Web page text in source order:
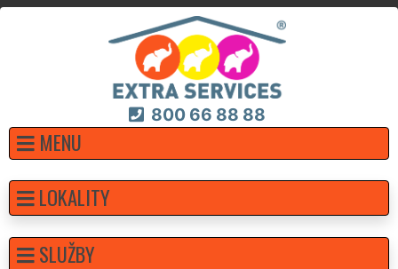
800 66 88 88
MENU
LOKALITY
SLUŽBY